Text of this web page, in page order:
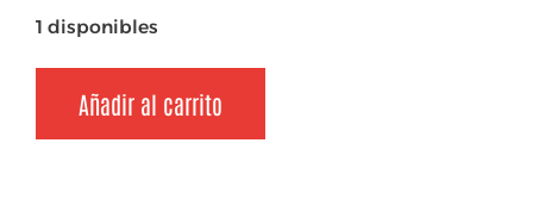
1 disponibles
Añadir al carrito